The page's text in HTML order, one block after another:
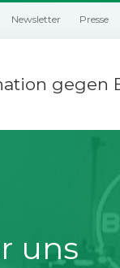
Newsletter Presse
gegen
uns